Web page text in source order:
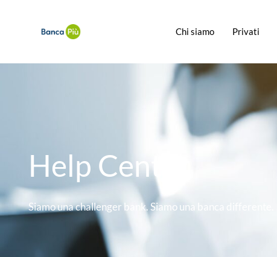
Chi siamo Privati
Help Center
Siamo una challenger bank. Siamo una banca differente.